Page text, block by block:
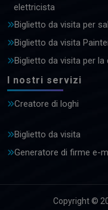
elettricista
Biglietto da visita per
Biglietto da visita
Biglietto da visita per la
I nostri servizi
Creatore di loghi
Biglietto da visita
Generatore di firme e-
Copyright ©